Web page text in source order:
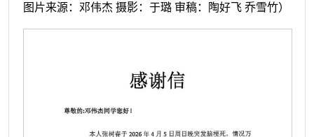
图片来源：邓伟杰 摄影：于璐 审稿：陶好飞 乔雪竹）